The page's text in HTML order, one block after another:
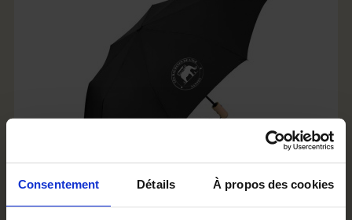
Consentement Détails À propos des cookies